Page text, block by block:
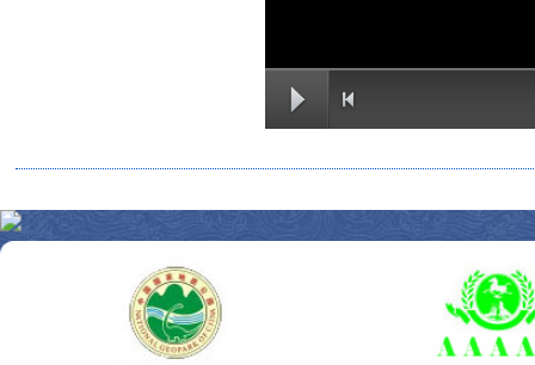
世界地質公園 国家AAAA級の観光地区
友情リンク どこへ行くの